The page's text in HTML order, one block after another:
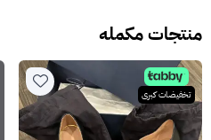
منتجات مكمله
تخفيضات كبرى